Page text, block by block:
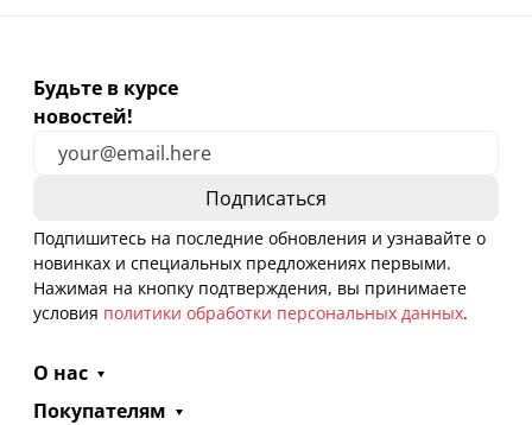
Будьте в курсе
новостей!
Подпишитесь на последние обновления и узнавайте о
новинках и специальных предложениях первыми.
Нажимая на кнопку подтверждения, вы принимаете
условия политики обработки персональных данных.
О нас
Покупателям